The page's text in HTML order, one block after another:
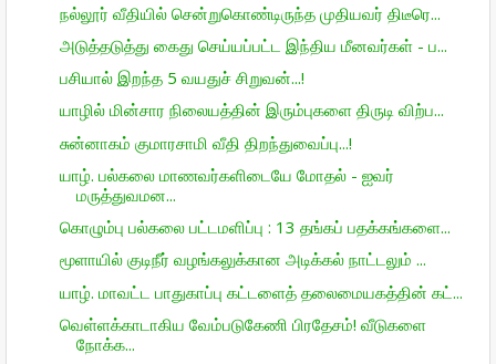
நல்லூர் வீதியில் சென்றுகொண்டிருந்த முதியவர் திடீரெ...
அடுத்தடுத்து கைது செய்யப்பட்ட இந்திய மீனவர்கள் - ப...
பசியால் இறந்த 5 வயதுச் சிறுவன்...!
யாழில் மின்சார நிலையத்தின் இரும்புகளை திருடி விற்ப...
சுன்னாகம் குமாரசாமி வீதி திறந்துவைப்பு...!
யாழ். பல்கலை மாணவர்களிடையே மோதல் - ஐவர்
மருத்துவமன...
கொழும்பு பல்கலை பட்டமளிப்பு : 13 தங்கப் பதக்கங்களை...
மூளாயில் குடிநீர் வழங்கலுக்கான அடிக்கல் நாட்டலும் ...
யாழ். மாவட்ட பாதுகாப்பு கட்டளைத் தலைமையகத்தின் கட்...
வெள்ளக்காடாகிய வேம்படுகேணி பிரதேசம்! வீடுகளை
நோக்க...